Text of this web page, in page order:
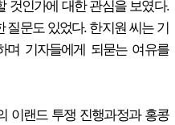
것인가에 대한 관심을 보였다.
질문도 있었다. 한지원 씨는 기
며 기자들에게 되묻는 여유를
이랜드 투쟁 진행과정과 홍콩